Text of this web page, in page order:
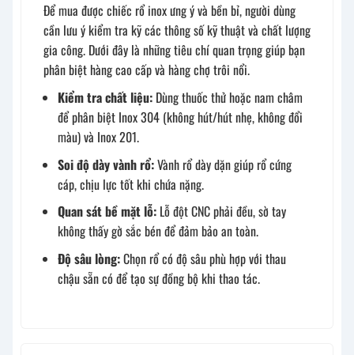
Để mua được chiếc rổ inox ưng ý và bền bỉ, người dùng
cần lưu ý kiểm tra kỹ các thông số kỹ thuật và chất lượng
gia công. Dưới đây là những tiêu chí quan trọng giúp bạn
phân biệt hàng cao cấp và hàng chợ trôi nổi.
Kiểm tra chất liệu: Dùng thuốc thử hoặc nam châm
để phân biệt Inox 304 (không hút/hút nhẹ, không đổi
màu) và Inox 201.
Soi độ dày vành rổ:Vành rổ dày dặn giúp rổ cứng
cáp, chịu lực tốt khi chứa nặng.
Quan sát bề mặt lỗ: Lỗ đột CNC phải đều, sờ tay
không thấy gờ sắc bén để đảm bảo an toàn.
Độ sâu lòng:Chọn rổ có độ sâu phù hợp với thau
chậu sẵn có để tạo sự đồng bộ khi thao tác.